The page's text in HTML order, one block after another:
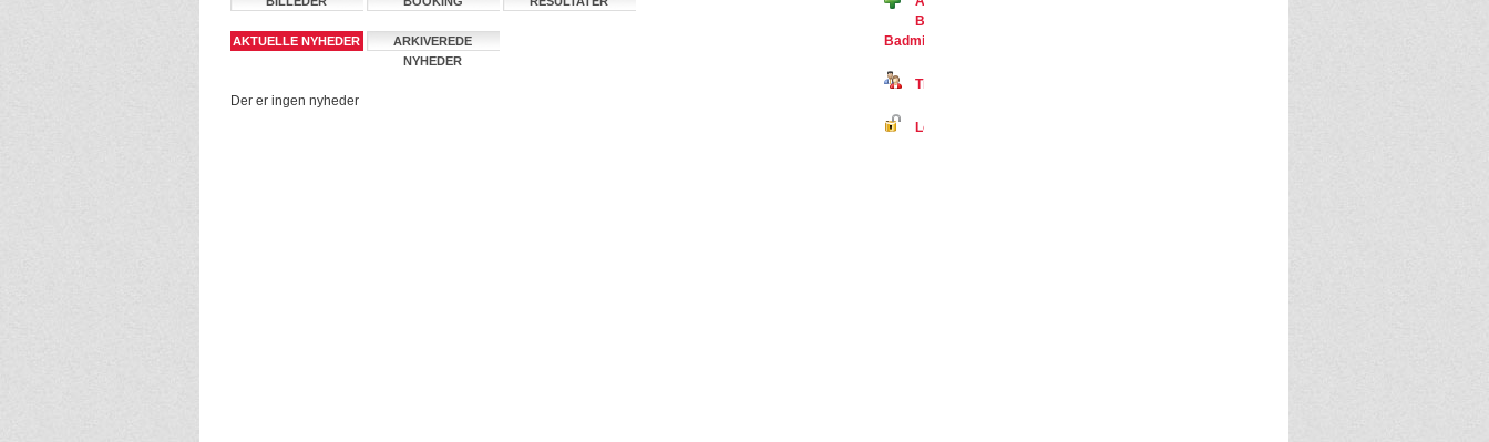
AKTUELLE NYHEDER
ARKIVEREDE
NYHEDER
Der er ingen nyheder
Badmintonafdelingen på
BadmintonPeople
Tilmeld dig BadmintonPeople
Log ind på BadmintonPeople